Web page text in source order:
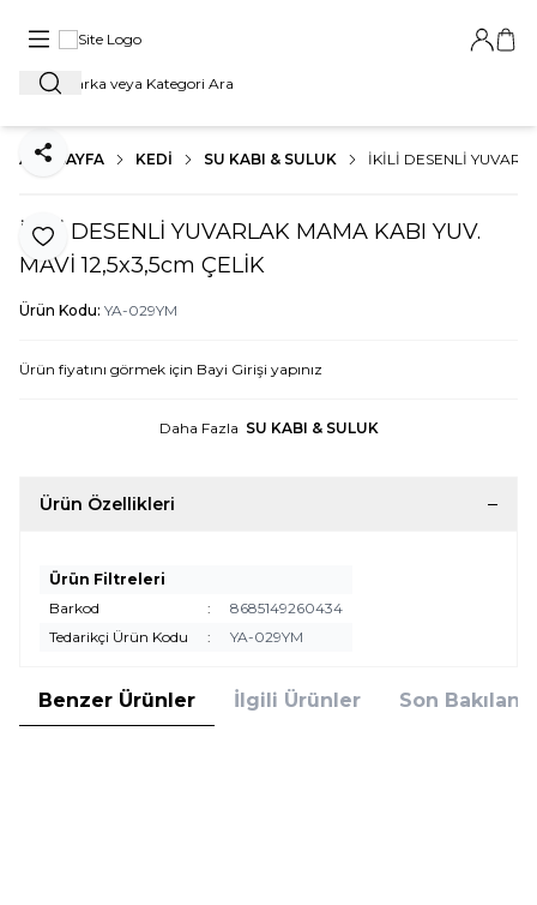
Ara
Bayi
ANA SAYFA KEDİ SU KABI & SULUK İKİLİ DESENLİ
Favoriye Ekle
Paylaş
İKİLİ DESENLİ YUVARLAK MAMA KABI YUV.
MAVİ 12,5x3,5cm ÇELİK
Ürün Kodu: YA-029YM
Ürün fiyatını görmek için Bayi Girişi yapınız
Daha Fazla SU KABI & SULUK
Ürün Özellikleri
Ürün Filtreleri
Barkod
:
8685149260434
Tedarikçi Ürün Kodu
: YA-029YM
Benzer Ürünler İlgili Ürünler Son